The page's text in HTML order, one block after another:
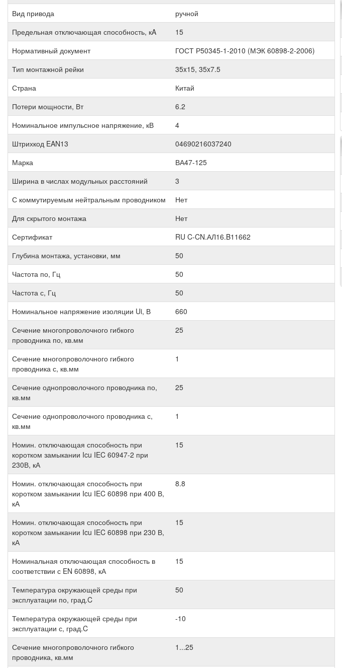
Вид привода
ручной
Предельная отключающая способность, кA
15
Нормативный документ
ГОСТ Р50345-1-2010 (МЭК 60898-2-2006)
Тип монтажной рейки
35x15, 35x7.5
Страна
Китай
Потери мощности, Вт
6.2
Номинальное импульсное напряжение, кВ
4
Штрихкод EAN13
04690216037240
Марка
ВА47-125
Ширина в числах модульных расстояний
3
С коммутируемым нейтральным проводником
Нет
Для скрытого монтажа
Нет
Сертификат
RU C-CN.АЛ16.B11662
Глубина монтажа, установки, мм
50
Частота по, Гц
50
Частота с, Гц
50
Номинальное напряжение изоляции Ui, В
660
Сечение многопроволочного гибкого
проводника по, кв.мм
25
Сечение многопроволочного гибкого
проводника с, кв.мм
1
Сечение однопроволочного проводника по,
кв.мм
25
Сечение однопроволочного проводника с,
кв.мм
1
Номин. отключающая способность при
коротком замыкании Icu IEC 60947-2 при
230В, кА
15
Номин. отключающая способность при
коротком замыкании Icu IEC 60898 при 400 В,
кА
8.8
Номин. отключающая способность при
коротком замыкании Icu IEC 60898 при 230 В,
кА
15
Номинальная отключающая способность в
соответствии с EN 60898, кА
15
Температура окружающей среды при
эксплуатации по, град.C
50
Температура окружающей среды при
эксплуатации с, град.C
-10
Сечение многопроволочного гибкого
проводника, кв.мм
1...25